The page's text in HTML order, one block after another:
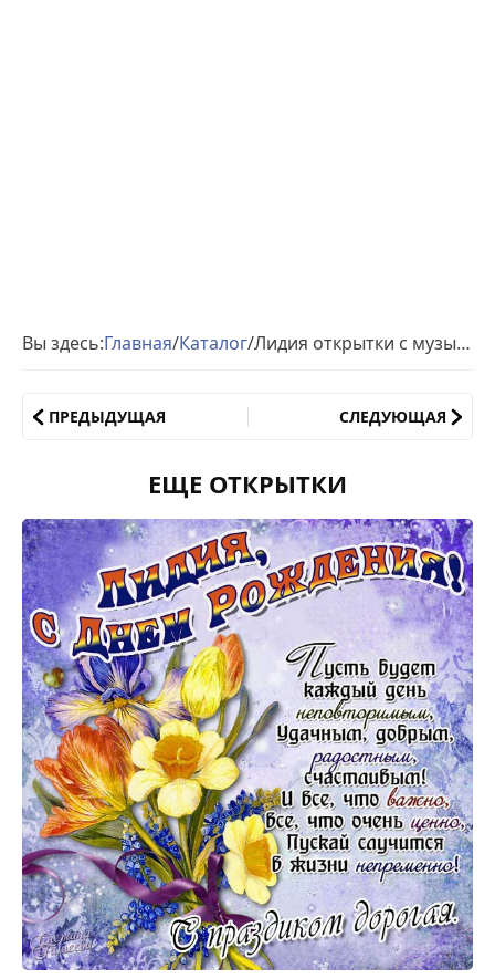
Вы здесь:Главная/Каталог/ Лидия открытки с музыкой день рождения
ПРЕДЫДУЩАЯ СЛЕДУЮЩАЯ
ЕЩЕ ОТКРЫТКИ